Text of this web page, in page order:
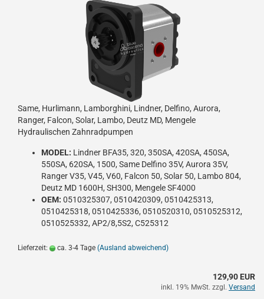
Same, Hurlimann, Lamborghini, Lindner, Delfino, Aurora,
Ranger, Falcon, Solar, Lambo, Deutz MD, Mengele
Hydraulischen Zahnradpumpen
MODEL: Lindner BFA35, 320, 350SA, 420SA, 450SA,
550SA, 620SA, 1500, Same Delfino 35V, Aurora 35V,
Ranger V35, V45, V60, Falcon 50, Solar 50, Lambo 804,
Deutz MD 1600H, SH300, Mengele SF4000
OEM: 0510325307, 0510420309, 0510425313,
0510425318, 0510425336, 0510520310, 0510525312,
0510525332, AP2/8,5S2, C525312
Lieferzeit: ca. 3-4 Tage (Ausland abweichend)
129,90 EUR
inkl. 19% MwSt. zzgl. Versand